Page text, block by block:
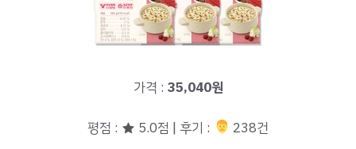
가격 : 35,040원
평점 : ★ 5.0점 | 후기 : ‍‍ 238건